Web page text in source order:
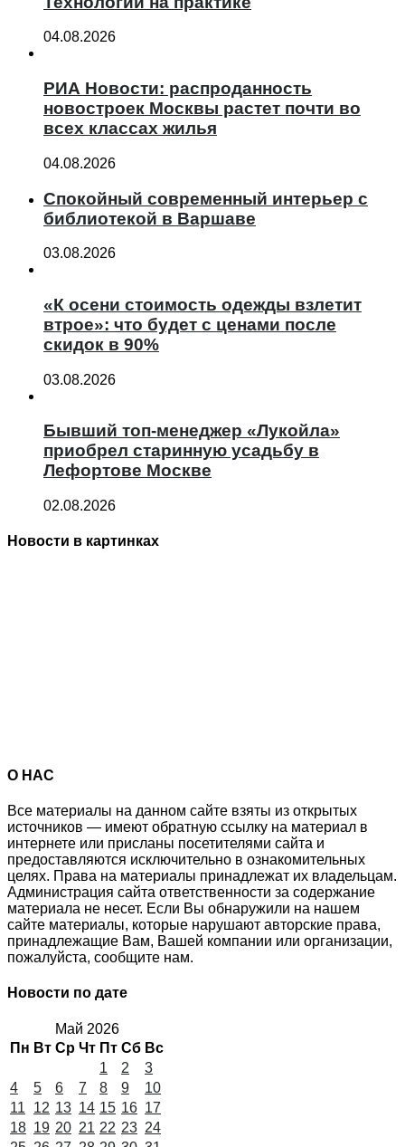
04.08.2026
РИА Новости: распроданность
новостроек Москвы растет почти во
всех классах жилья
04.08.2026
Спокойный современный интерьер с
библиотекой в Варшаве
03.08.2026
«К осени стоимость одежды взлетит
втрое»: что будет с ценами после
скидок в 90%
03.08.2026
Бывший топ-менеджер «Лукойла»
приобрел старинную усадьбу в
Лефортове Москве
02.08.2026
Новости в картинках
О НАС
Все материалы на данном сайте взяты из открытых
источников — имеют обратную ссылку на материал в
интернете или присланы посетителями сайта и
предоставляются исключительно в ознакомительных
целях. Права на материалы принадлежат их владельцам.
Администрация сайта ответственности за содержание
материала не несет. Если Вы обнаружили на нашем
сайте материалы, которые нарушают авторские права,
принадлежащие Вам, Вашей компании или организации,
пожалуйста, сообщите нам.
Новости по дате
Май 2026
Пн Вт Ср Чт Пт Сб Вс
1
2
3
4
5 6 7 8 9
10
11
12 13 14 15 16 17
18 19 20 21 22 23 24